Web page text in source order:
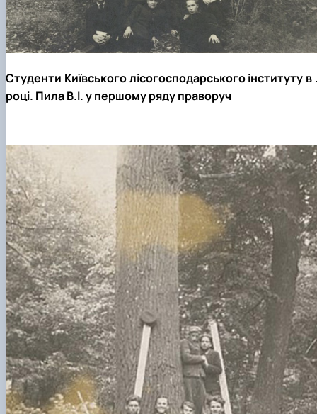
Студенти Київського лісогосподарського інституту в
році. Пила В.І. у першому ряду праворуч